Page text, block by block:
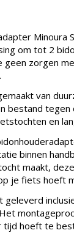
Minoura
om tot 2
geen zorgen
van
bestand
en
binnen
maakt,
je fiets hoeft
geleverd
hoeft te